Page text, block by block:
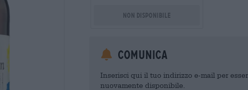
Non disponibile
Comunica
Inserisci qui il tuo indirizzo e-mail per
nuovamente disponibile.